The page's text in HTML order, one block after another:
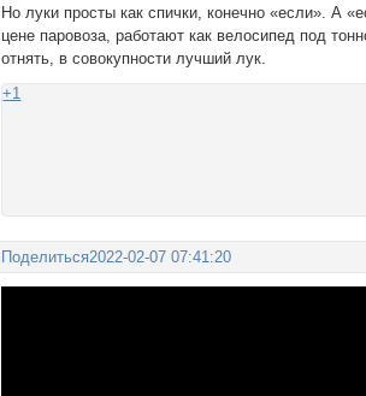
Но луки просты как спички, конечно «если». А
цене паровоза, работают как велосипед под
отнять, в совокупности лучший лук.
+1
Поделиться2022-02-07 07:41:20